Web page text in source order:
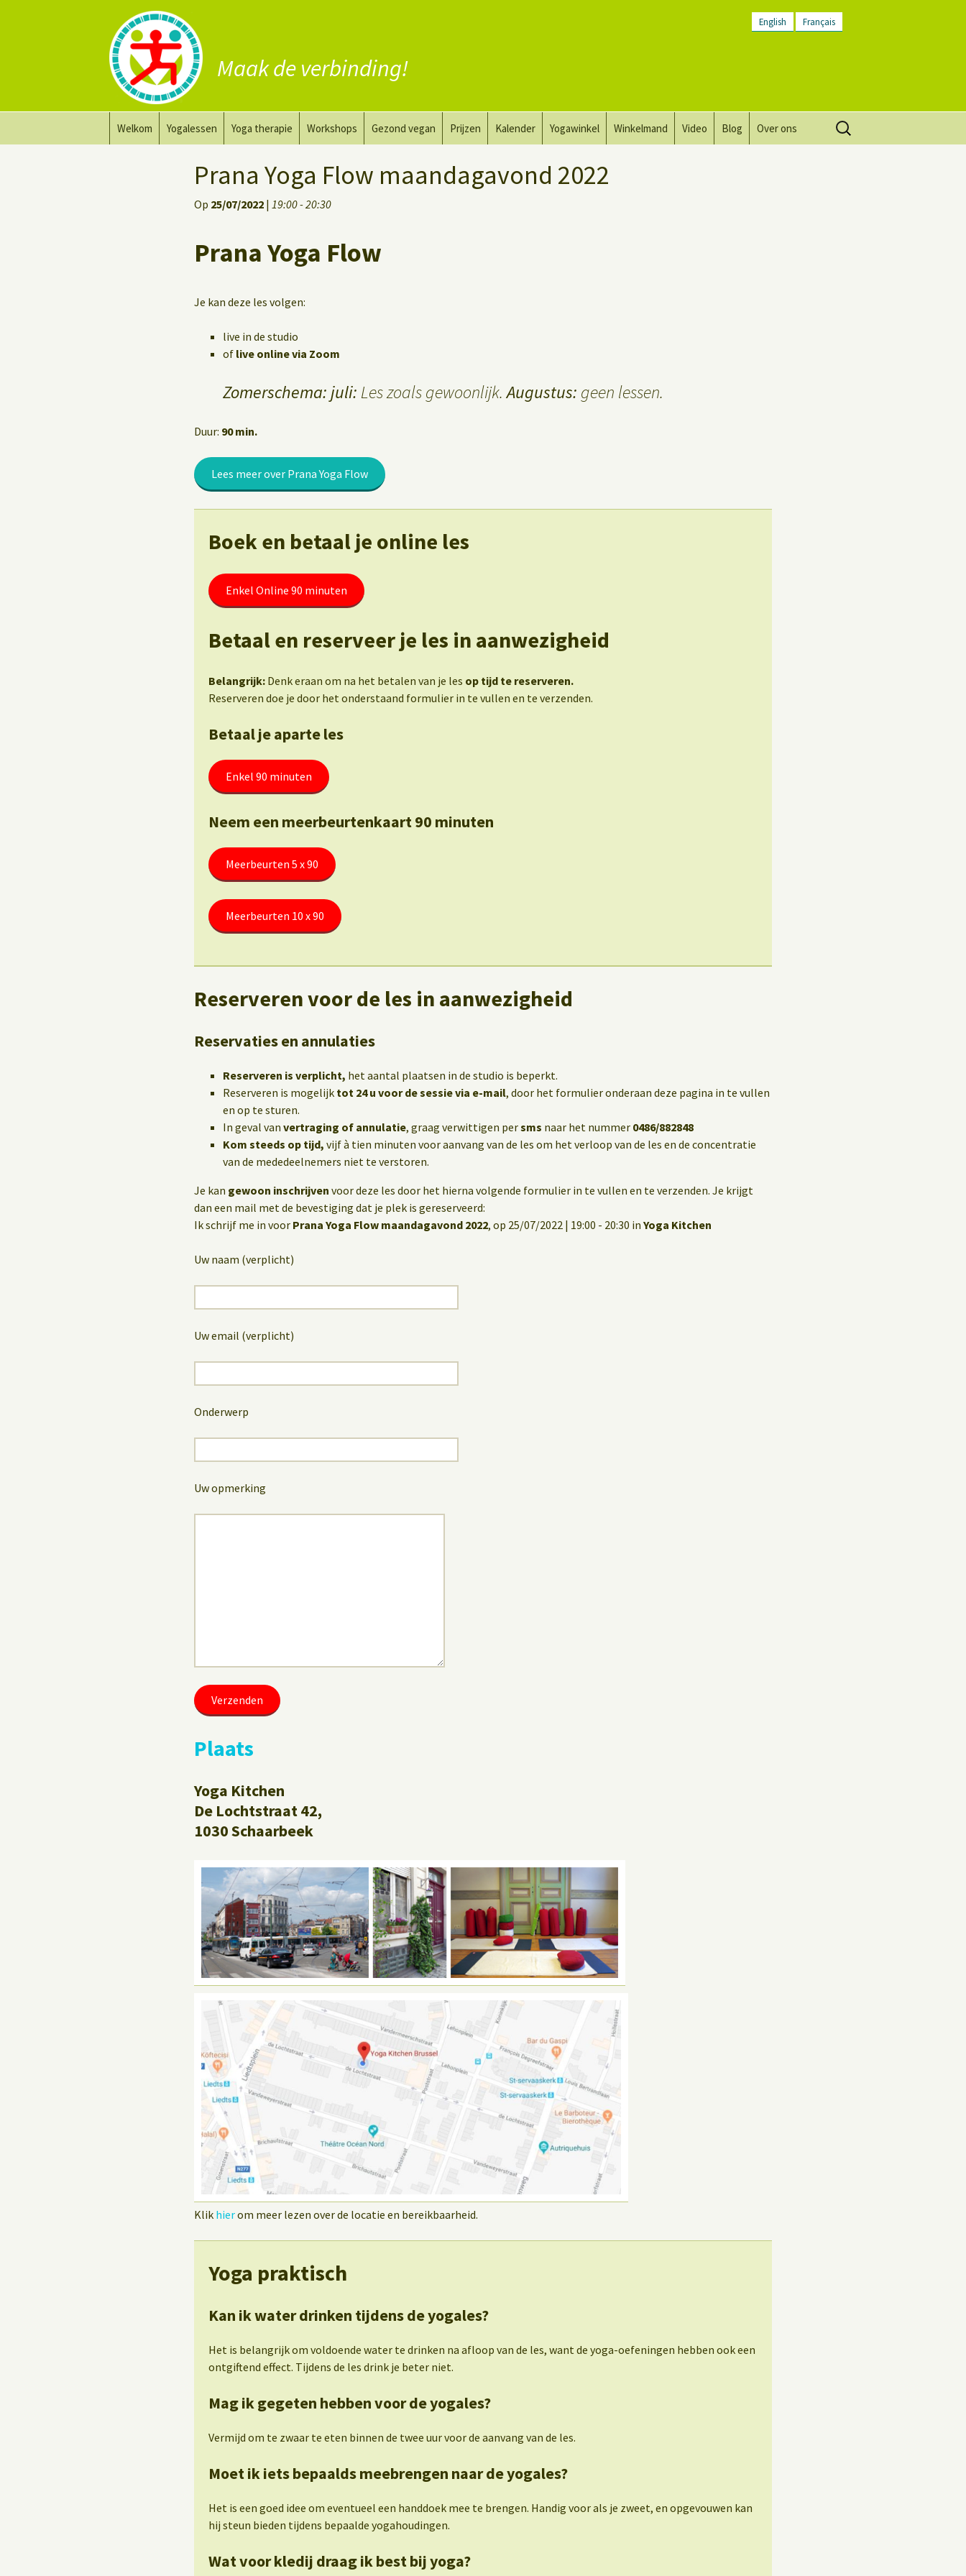
English Français
Maak de verbinding!
Welkom Yogalessen
Yoga voor herstel
Yoga therapie
Yoga voor heling
Workshops Gezond vegan
Vegan coaching
Prijzen Kalender Yogawinkel Winkelmand Video Blog Over ons
Zoeken
naar:
Prana Yoga Flow maandagavond 2022
Op 25/07/2022 | 19:00 - 20:30
Prana Yoga Flow
Je kan deze les volgen:
live in de studio
of live online via Zoom
Zomerschema: juli: Les zoals gewoonlijk.Augustus: geen lessen.
Duur: 90 min.
Lees meer over Prana Yoga Flow
Boek en betaal je online les
Enkel Online 90 minuten
Betaal en reserveer je les in aanwezigheid
Belangrijk: Denk eraan om na het betalen van je les op tijd te reserveren.
Reserveren doe je door het onderstaand formulier in te vullen en te verzenden.
Betaal je aparte les
Enkel 90 minuten
Neem een meerbeurtenkaart 90 minuten
Meerbeurten 5 x 90
Meerbeurten 10 x 90
Reserveren voor de les in aanwezigheid
Reservaties en annulaties
Reserveren is verplicht, het aantal plaatsen in de studio is beperkt.
Reserveren is mogelijk tot 24 u voor de sessie via e-mail, door het formulier onderaan deze pagina in te vullen
en op te sturen.
In geval van vertraging of annulatie, graag verwittigen persms naar het nummer 0486/882848
Kom steeds op tijd, vijf à tien minuten voor aanvang van de les om het verloop van de les en de concentratie
van de mededeelnemers niet te verstoren.
Je kan gewoon inschrijven voor deze les door het hierna volgende formulier in te vullen en te verzenden. Je krijgt
dan een mail met de bevestiging dat je plek is gereserveerd:
Ik schrijf me in voor Prana Yoga Flow maandagavond 2022, op 25/07/2022 | 19:00 - 20:30 in Yoga Kitchen
Uw naam (verplicht)
Uw email (verplicht)
Onderwerp
Uw opmerking
Plaats
Yoga Kitchen
De Lochtstraat 42,
1030 Schaarbeek
Klik hierom meer lezen over de locatie en bereikbaarheid.
Yoga praktisch
Kan ik water drinken tijdens de yogales?
Het is belangrijk om voldoende water te drinken na afloop van de les, want de yoga-oefeningen hebben ook een
ontgiftend effect. Tijdens de les drink je beter niet.
Mag ik gegeten hebben voor de yogales?
Vermijd om te zwaar te eten binnen de twee uur voor de aanvang van de les.
Moet ik iets bepaalds meebrengen naar de yogales?
Het is een goed idee om eventueel een handdoek mee te brengen. Handig voor als je zweet, en opgevouwen kan
hij steun bieden tijdens bepaalde yogahoudingen.
Wat voor kledij draag ik best bij yoga?